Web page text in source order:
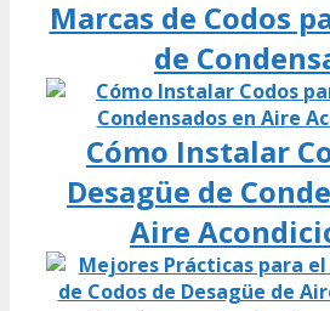
Marcas de Codos
de
Cómo Instalar
Desagüe de
Aire